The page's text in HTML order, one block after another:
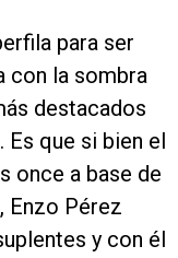
para ser
con la sombra
destacados
Es que si bien el
once a base de
Enzo Pérez
y con él